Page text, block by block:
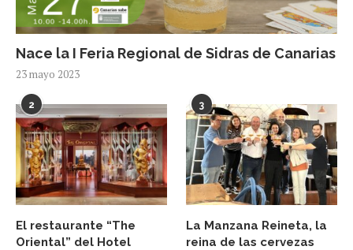
Nace la I Feria Regional de Sidras de Canarias
23 mayo 2023
2
El restaurante “The
Oriental” del Hotel
3
La Manzana Reineta, la
reina de las cervezas